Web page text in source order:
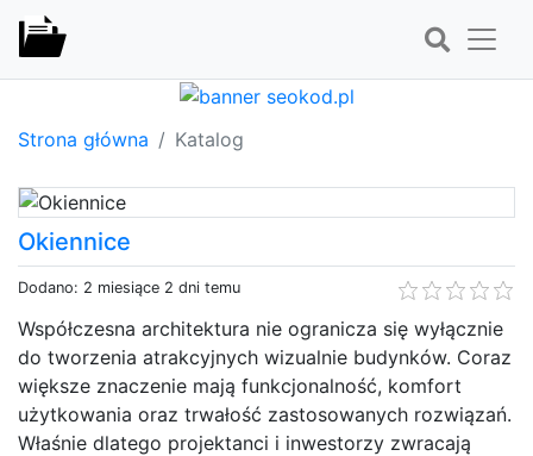
Strona główna Katalog
Okiennice
Dodano: 2 miesiące 2 dni temu
Współczesna architektura nie ogranicza się wyłącznie
do tworzenia atrakcyjnych wizualnie budynków. Coraz
większe znaczenie mają funkcjonalność, komfort
użytkowania oraz trwałość zastosowanych rozwiązań.
Właśnie dlatego projektanci i inwestorzy zwracają